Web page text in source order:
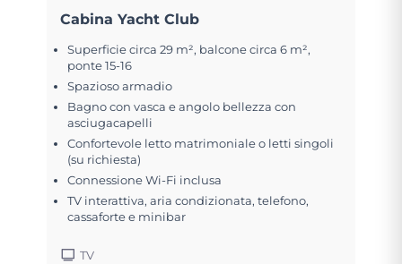
Cabina Yacht Club
Superficie circa 29 m², balcone circa 6 m²,
ponte 15-16
Spazioso armadio
Bagno con vasca e angolo bellezza con
asciugacapelli
Confortevole letto matrimoniale o letti singoli
(su richiesta)
Connessione Wi-Fi inclusa
TV interattiva, aria condizionata, telefono,
cassaforte e minibar
TV